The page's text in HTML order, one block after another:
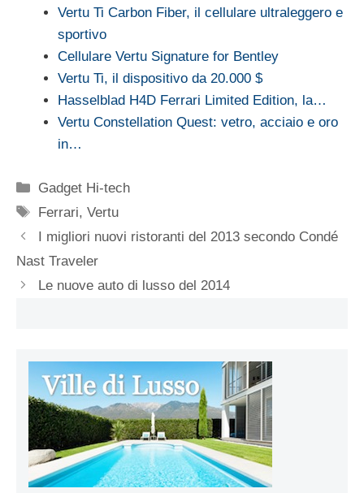
Vertu Ti Carbon Fiber, il cellulare ultraleggero e
sportivo
Cellulare Vertu Signature for Bentley
Vertu Ti, il dispositivo da 20.000 $
Hasselblad H4D Ferrari Limited Edition, la…
Vertu Constellation Quest: vetro, acciaio e oro
in…
Categorie
Gadget Hi-tech
Tag
Ferrari,Vertu
I migliori nuovi ristoranti del 2013 secondo Condé
Nast Traveler
Le nuove auto di lusso del 2014